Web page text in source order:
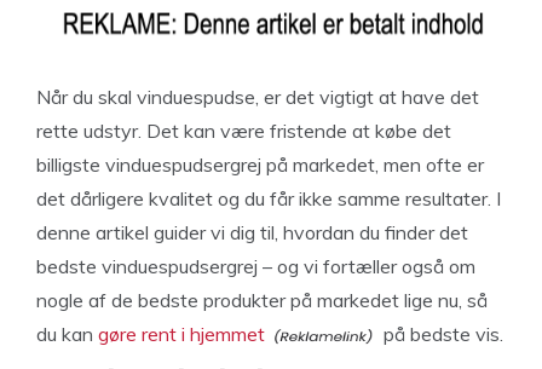
Når du skal vinduespudse, er det vigtigt at have det
rette udstyr. Det kan være fristende at købe det
billigste vinduespudsergrej på markedet, men ofte er
det dårligere kvalitet og du får ikke samme resultater. I
denne artikel guider vi dig til, hvordan du finder det
bedste vinduespudsergrej – og vi fortæller også om
nogle af de bedste produkter på markedet lige nu, så
du kan gøre rent i hjemmet på bedste vis.